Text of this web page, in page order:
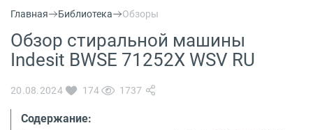
Варочные панели
Микроволновые печи
Технологии
Сервис
Вопрос-ответ
Главная Библиотека Обзоры
Обзор стиральной машины
Indesit BWSE 71252X WSV RU
20.08.2024 174 1737
Содержание: